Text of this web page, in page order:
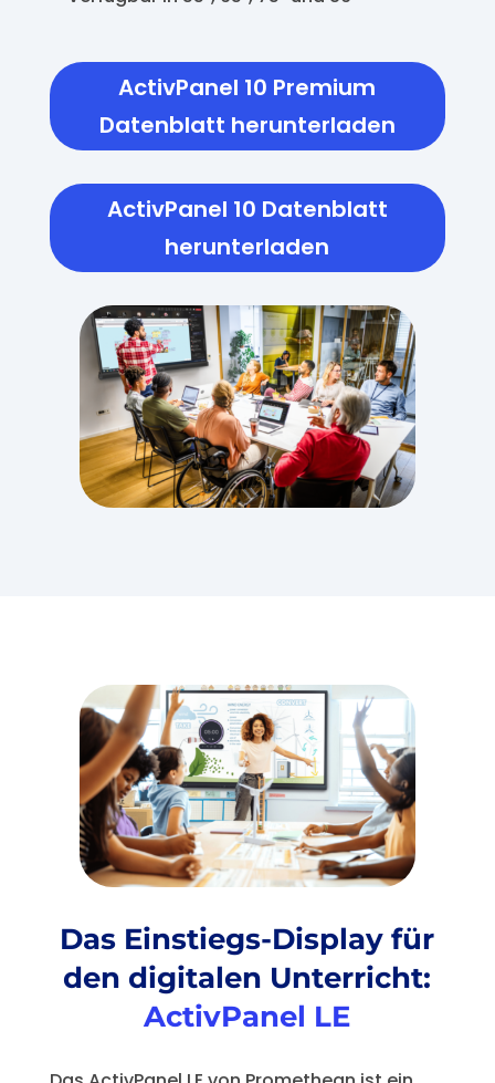
ActivPanel 10 Premium
Datenblatt herunterladen
ActivPanel 10 Datenblatt
herunterladen
Das Einstiegs-Display für
den digitalen Unterricht:
ActivPanel LE